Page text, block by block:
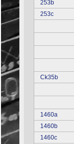
253b
253c
Ck35b
1460a
1460b
1460c